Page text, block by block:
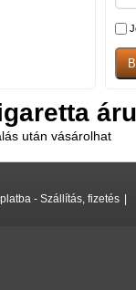
után vásárolhat
- Szállítás, fizetés